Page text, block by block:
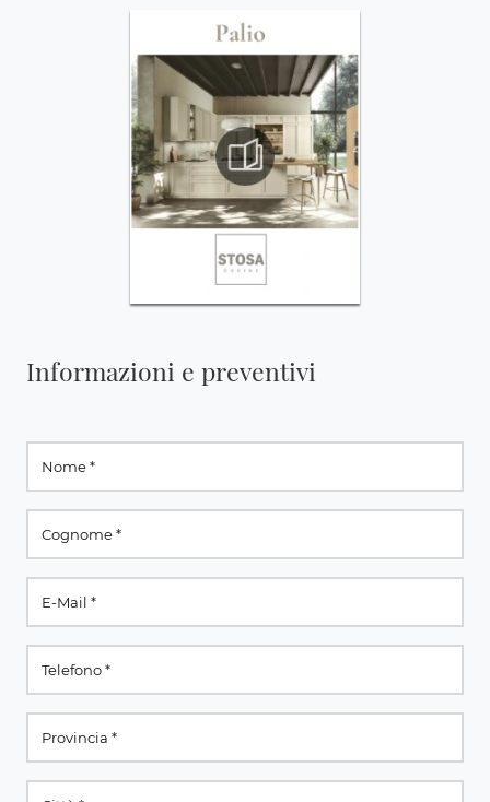
Informazioni e preventivi